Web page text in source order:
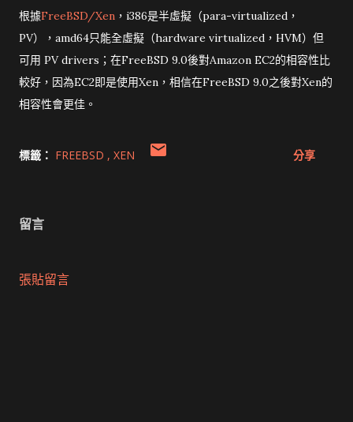
根據FreeBSD/Xen ，i386是半虛擬（para-virtualized，
PV），amd64只能全虛擬（hardware virtualized，HVM）但
可用 PV drivers；在FreeBSD 9.0後對Amazon EC2的相容性比
較好，因為EC2即是使用Xen，相信在FreeBSD 9.0之後對Xen的
相容性會更佳。
標籤： FREEBSD XEN 分享
留言
張貼留言